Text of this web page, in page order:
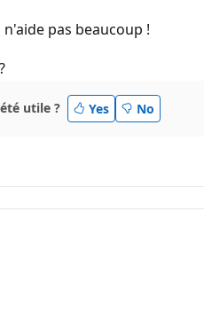
n'aide pas beaucoup !
utile ? Yes No